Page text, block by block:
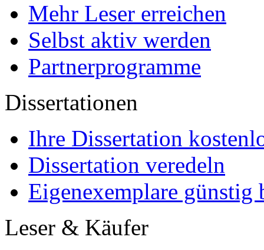
Mehr Leser erreichen
Selbst aktiv werden
Partnerprogramme
Dissertationen
Ihre Dissertation
Dissertation veredeln
Eigenexemplare günstig
Leser & Käufer